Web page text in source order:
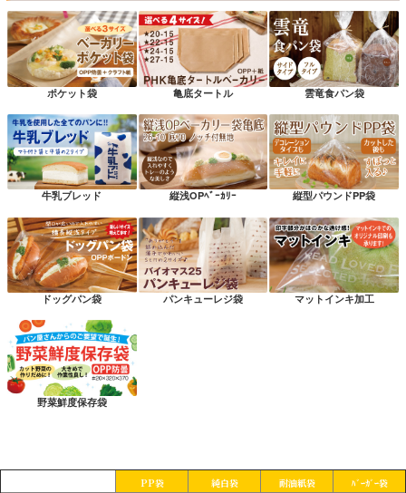
ポケット袋 亀底タートル 雲竜食パン袋
牛乳ブレッド 縦浅OPﾍﾞｰｶﾘｰ 縦型パウンドPP袋
ドッグパン袋 パンキューレジ袋 マットインキ加工
野菜鮮度保存袋
PP袋 純白袋 耐油紙袋 ﾊﾞｰｶﾞｰ袋